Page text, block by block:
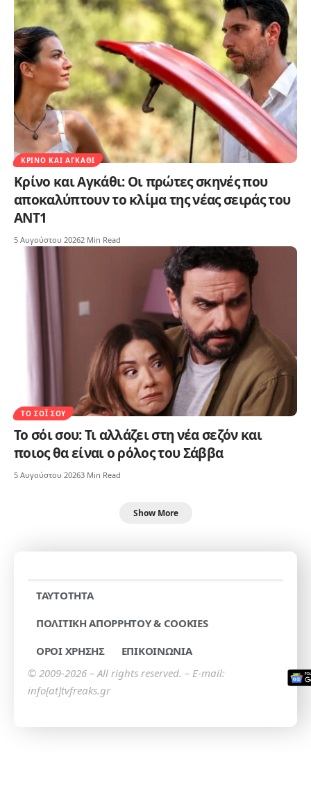
ΚΡΊΝΟ ΚΑΙ ΑΓΚΆΘΙ
Κρίνο και Αγκάθι: Οι πρώτες σκηνές που
αποκαλύπτουν το κλίμα της νέας σειράς του
ΑΝΤ1
5 Αυγούστου 20262 Min Read
ΤΟ ΣΌΙ ΣΟΥ
Το σόι σου: Τι αλλάζει στη νέα σεζόν και
ποιος θα είναι ο ρόλος του Σάββα
5 Αυγούστου 20263 Min Read
Show More
TAYTOTHTA
ΠΟΛΙΤΙΚΗ ΑΠΟΡΡΗΤΟΥ & COOKIES
ΟΡΟΙ ΧΡΗΣΗΣ
ΕΠΙΚΟΙΝΩΝΙΑ
© 2009-2026 – All rights reserved. – E-mail:
info[at]tvfreaks.gr